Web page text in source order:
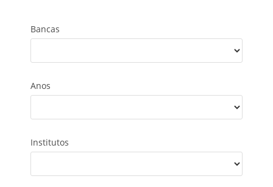
Bancas
Anos
Institutos